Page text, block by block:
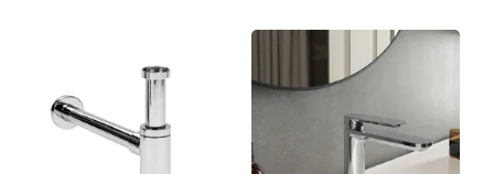
Struttura
Cassetti|Ante
Materiale Mobile